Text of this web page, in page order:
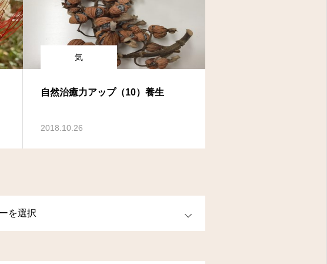
気
自然治癒力アップ（10）養生
2018.10.26